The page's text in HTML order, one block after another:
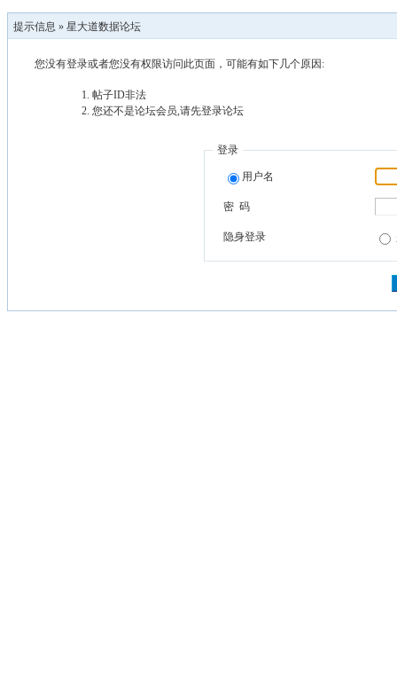
提示信息 » 星大道数据论坛
您没有登录或者您没有权限访问此页面，可能有如下几个原因:
帖子ID非法
您还不是论坛会员,请先登录论坛
登录
用户名
密 码
隐身登录